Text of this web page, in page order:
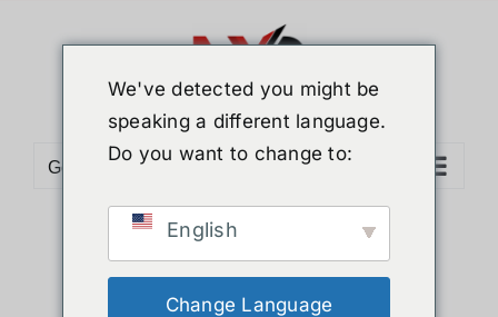
Go to...
Sort byPopularity
Show12 Products
We've detected you might be
speaking a different language.
Do you want to change to:
English
Change Language